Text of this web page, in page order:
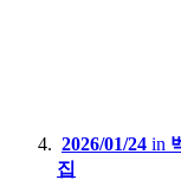
2026/01/24 in
집